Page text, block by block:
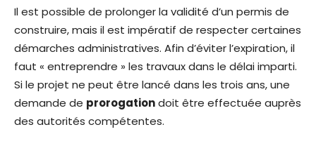
Il est possible de prolonger la validité d’un permis de
construire, mais il est impératif de respecter certaines
démarches administratives. Afin d’éviter l’expiration, il
faut « entreprendre » les travaux dans le délai imparti.
Si le projet ne peut être lancé dans les trois ans, une
demande de prorogationdoit être effectuée auprès
des autorités compétentes.